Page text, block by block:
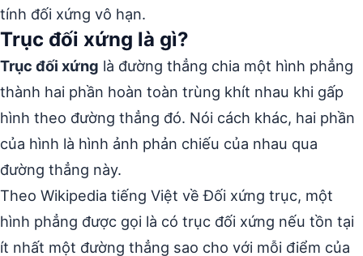
tính đối xứng vô hạn.
Trục đối xứng là gì?
Trục đối xứng là đường thẳng chia một hình phẳng
thành hai phần hoàn toàn trùng khít nhau khi gấp
hình theo đường thẳng đó. Nói cách khác, hai phần
của hình là hình ảnh phản chiếu của nhau qua
đường thẳng này.
Theo Wikipedia tiếng Việt về Đối xứng trục, một
hình phẳng được gọi là có trục đối xứng nếu tồn tại
ít nhất một đường thẳng sao cho với mỗi điểm của